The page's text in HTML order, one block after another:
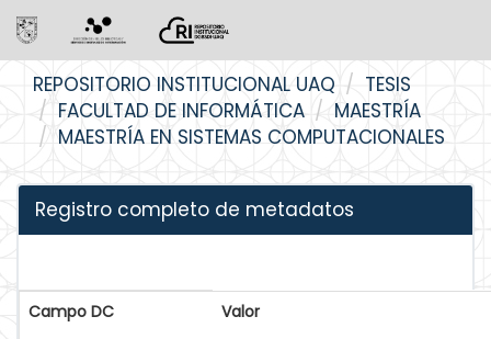
navigation
REPOSITORIO INSTITUCIONAL UAQ
TESIS
FACULTAD DE INFORMÁTICA
MAESTRÍA
MAESTRÍA EN SISTEMAS COMPUTACIONALES
Registro completo de metadatos
Campo DC
Valor